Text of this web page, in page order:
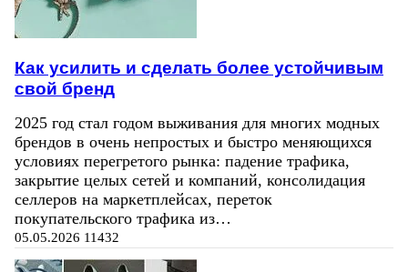
Как усилить и сделать более устойчивым
свой бренд
2025 год стал годом выживания для многих модных
брендов в очень непростых и быстро меняющихся
условиях перегретого рынка: падение трафика,
закрытие целых сетей и компаний, консолидация
селлеров на маркетплейсах, переток
покупательского трафика из…
05.05.2026 11432